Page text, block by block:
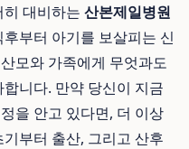
대비하는 산본제일병원
부터 아기를 보살피는 신
모와 가족에게 무엇과도
니다. 만약 당신이 지금
을 안고 있다면, 더 이상
부터 출산, 그리고 산후